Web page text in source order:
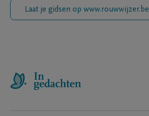
Laat je gidsen op www.rouwwijzer.be